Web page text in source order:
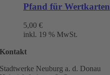
Pfand für Wertkarten
5,00 €
inkl. 19 % MwSt.
Kontakt
Stadtwerke Neuburg a. d. Donau